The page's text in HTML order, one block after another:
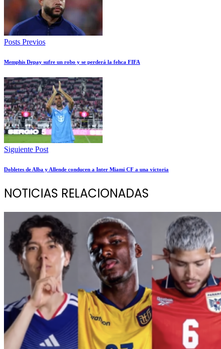
Posts Previos
Memphis Depay sufre un robo y se perderá la fehca FIFA
Siguiente Post
Dobletes de Alba y Allende conducen a Inter Miami CF a una victoria
NOTICIAS RELACIONADAS